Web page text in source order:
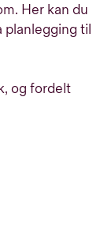
Her kan du
planlegging til
og fordelt